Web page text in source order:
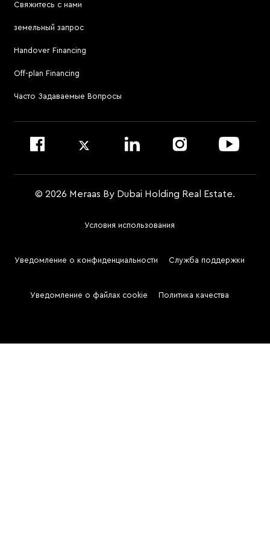
Посетить Meraas Sales Centre в Palm Jumeirah
Для связи с управляющей компанией
Позвонить по номеру 800 MERAAS (800-637227)
Посетить офис управляющей компании
Jumeirah Residences Emirates Towers
Atélis at d3
Свяжитесь с нами
земельный запрос
Handover Financing
Off-plan Financing
Часто Задаваемые Вопросы
© 2026 Meraas By Dubai Holding Real Estate.
Two
Условия использования
Уведомление о конфиденциальности Служба поддержки
Уведомление о файлах cookie Политика качества